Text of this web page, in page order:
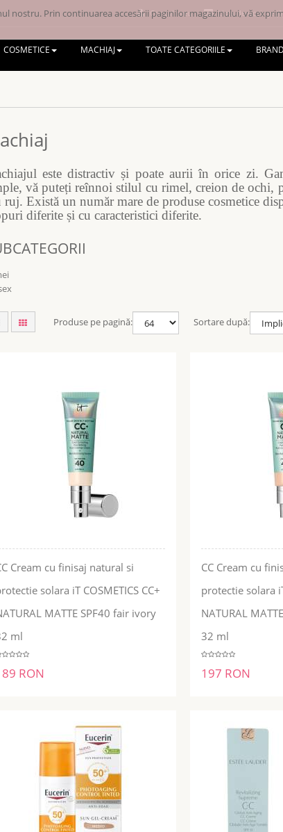
Contul meu Lista de dorințe
COSMETICE MACHIAJ TOATE CATEGORIILE
este distractiv și poate aurii în orice zi.
vă puteți reînnoi stilul cu rimel, creion de
ruj. Există un număr mare de produse cosmetice
diferite și cu caracteristici diferite.
Sortare după:
Produse pe pagină:
Cream cu finisaj natural si
solara iT COSMETICS CC+
MATTE SPF40 fair ivory
ml
RON
ADĂUGĂ ÎN COŞ
CC Cream cu
protectie solara
NATURAL
32 ml
197 RON
ADĂUGĂ ÎN
nostru. Prin continuarea accesării paginilor magazinului, vă